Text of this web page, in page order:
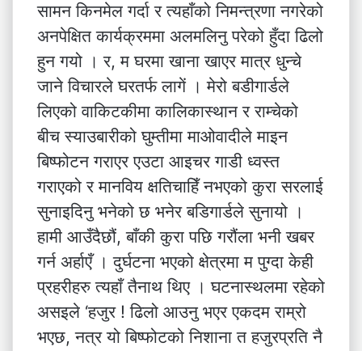
सामन किनमेल गर्दा र त्यहाँको निमन्त्रणा नगरेको
अनपेक्षित कार्यक्रममा अलमलिनु परेको हुँदा ढिलो
हुन गयो । र, म घरमा खाना खाएर मात्र धुन्चे
जाने विचारले घरतर्फ लागें । मेरो बडीगार्डले
लिएको वाकिटकीमा कालिकास्थान र राम्चेको
बीच स्याउबारीको घुम्तीमा माओवादीले माइन
बिष्फोटन गराएर एउटा आइचर गाडी ध्वस्त
गराएको र मानविय क्षतिचाहिँ नभएको कुरा सरलाई
सुनाइदिनु भनेको छ भनेर बडिगार्डले सुनायो ।
हामी आउँदैछौं, बाँकी कुरा पछि गरौंला भनी खबर
गर्न अर्हाएँ । दुर्घटना भएको क्षेत्रमा म पुग्दा केही
प्रहरीहरु त्यहाँ तैनाथ थिए । घटनास्थलमा रहेको
असइले ‘हजुर ! ढिलो आउनु भएर एकदम राम्रो
भएछ, नत्र यो बिष्फोटको निशाना त हजुरप्रति नै